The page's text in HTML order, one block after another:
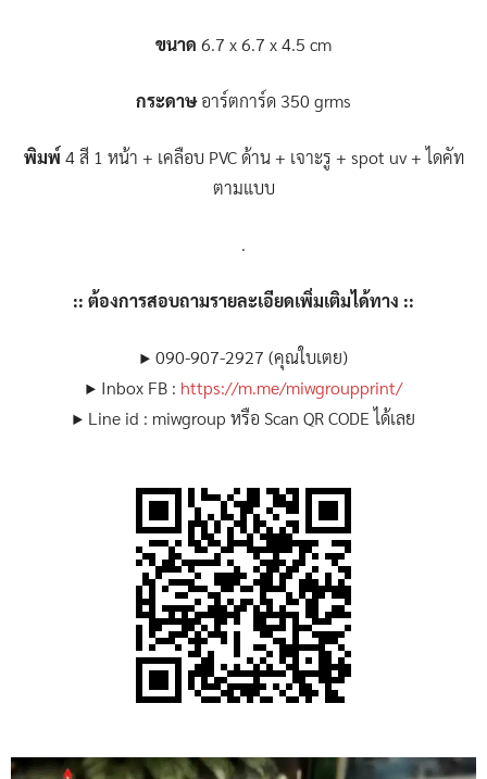
ขนาด 6.7 x 6.7 x 4.5 cm
กระดาษอาร์ตการ์ด 350 grms
พิมพ์ 4 สี 1 หน้า + เคลือบ PVC ด้าน + เจาะรู + spot uv + ไดคัท
ตามแบบ
.
:: ต้องการสอบถามรายละเอียดเพิ่มเติมได้ทาง ::
▶ 090-907-2927 (คุณใบเตย)
▶ Inbox FB : https://m.me/miwgroupprint/
▶ Line id : miwgroup หรือ Scan QR CODE ได้เลย